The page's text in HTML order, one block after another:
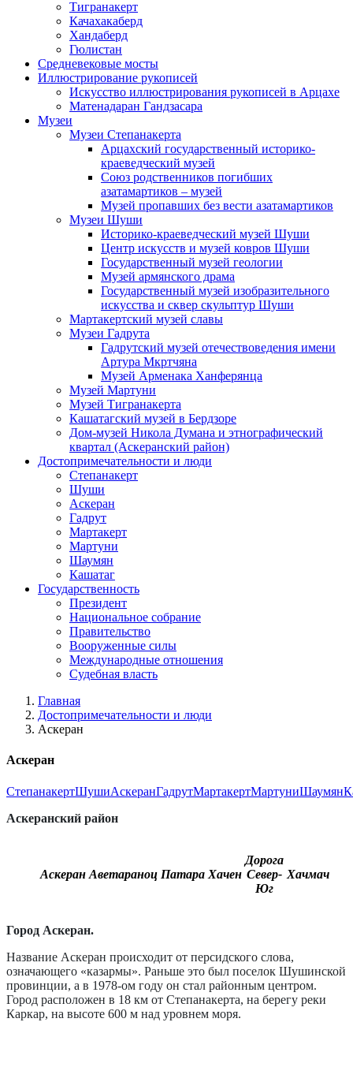
Тигранакерт
Качахакаберд
Хандаберд
Гюлистан
Средневековые мосты
Иллюстрирование рукописей
Искусство иллюстрирования рукописей в Арцахе
Матенадаран Гандзасара
Музеи
Музеи Степанакерта
Арцахский государственный историко-
краеведческий музей
Союз родственников погибших
азатамартиков – музей
Музей пропавших без вести азатамартиков
Музеи Шуши
Историко-краеведческий музей Шуши
Центр искусств и музей ковров Шуши
Государственный музей геологии
Музей армянского драма
Государственный музей изобразительного
искусства и сквер скульптур Шуши
Мартакертский музей славы
Музеи Гадрута
Гадрутский музей отечествоведения имени
Артура Мкртчяна
Музей Арменака Ханферянца
Музей Мартуни
Музей Тигранакерта
Кашатагский музей в Бердзоре
Дом-музей Никола Думана и этнографический
квартал (Аскеранский район)
Достопримечательности и люди
Степанакерт
Шуши
Аскеран
Гадрут
Мартакерт
Мартуни
Шаумян
Кашатаг
Государственность
Президент
Национальное собрание
Правительство
Вооруженные силы
Международные отношения
Судебная власть
Главная
Достопримечательности и люди
Аскеран
Аскеран
СтепанакертШушиАскеранГадрутМартакертМартуниШаумян
Аскеранский район
Аскеран Аветараноц Патара Хачен
Дорога
Север-
Юг
Хачмач
Город Аскеран.
Название Аскеран происходит от персидского слова,
означающего «казармы». Раньше это был поселок Шушинской
провинции, а в 1978-ом году он стал районным центром.
Город расположен в 18 км от Степанакерта, на берегу реки
Каркар, на высоте 600 м над уровнем моря.